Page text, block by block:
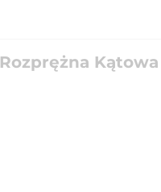
Kątowa